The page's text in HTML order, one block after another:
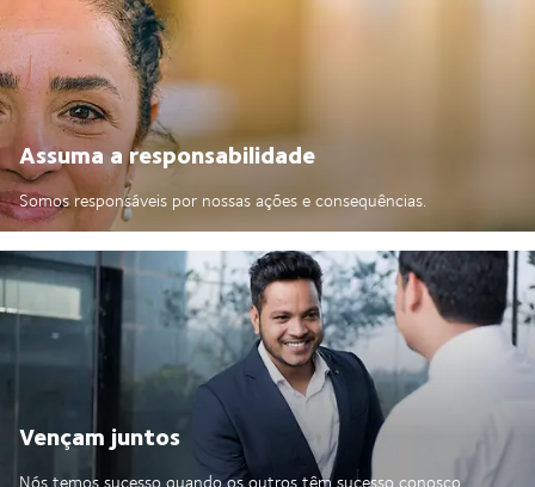
Assuma a responsabilidade
Somos responsáveis por nossas ações e consequências.
Vençam juntos
Nós temos sucesso quando os outros têm sucesso conosco.